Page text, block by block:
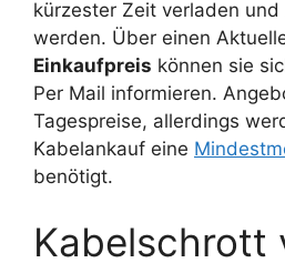
kürzester Zeit verladen
werden. Über einen
Einkaufpreis können sie
Per Mail informieren.
Tagespreise, allerdings
Kabelankauf eine
benötigt.
Kabelschrott